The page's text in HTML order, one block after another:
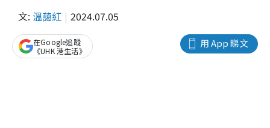
文: 溫藹紅 2024.07.05
用 App 睇文
在Google追蹤
《UHK 港生活》